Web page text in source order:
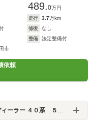
489.0万円
走行 3.7万km
修復
なし
整備
法定整備付
市
依頼
／ＬＳハイブリッド 中古車専門店